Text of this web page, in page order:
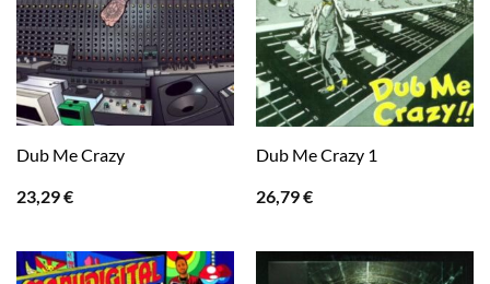
Dub Me Crazy
23,29€
Dub Me Crazy 1
26,79€